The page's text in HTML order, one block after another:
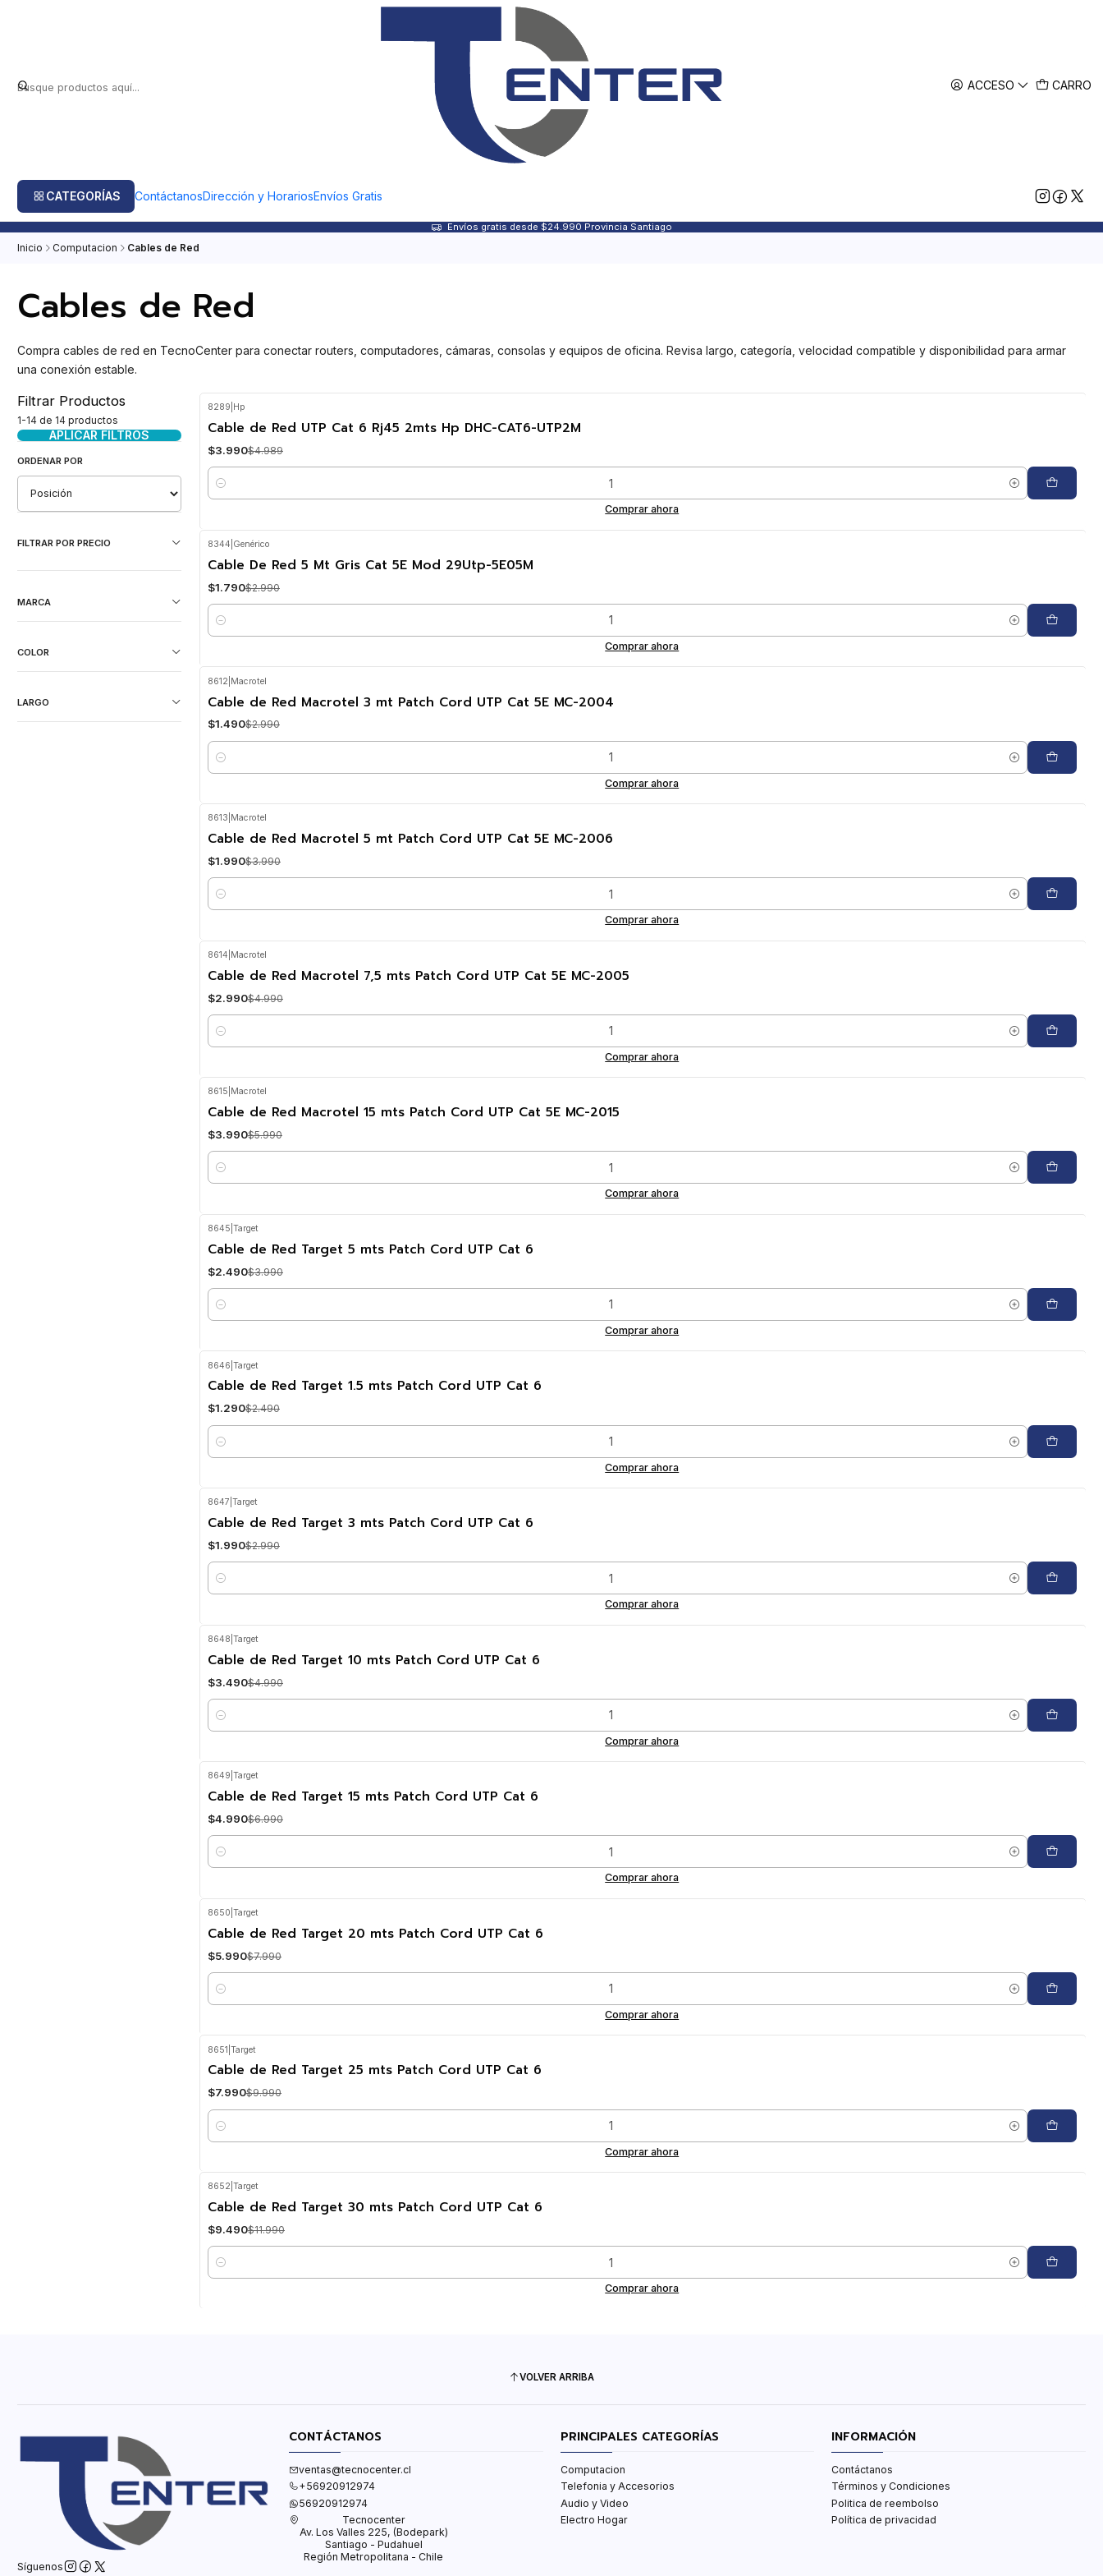
ACCESO CARRO
CATEGORÍAS ContáctanosDirección y HorariosEnvíos Gratis
Envíos gratis desde $24.990 Provincia Santiago
Inicio Computacion Cables de Red
Cables de Red
Compra cables de red en TecnoCenter para conectar routers, computadores, cámaras, consolas y equipos de oficina. Revisa largo, categoría, velocidad compatible y disponibilidad para armar
una conexión estable.
Filtrar Productos
1-14 de 14 productos
APLICAR FILTROS
ORDENAR POR
FILTRAR POR PRECIO
MARCA
COLOR
LARGO
-20% OFF
8289 Hp
Cable de Red UTP Cat 6 Rj45 2mts Hp DHC-CAT6-UTP2M
$3.990$4.989
Cantidad
Comprar ahora
-40%
8344 Genérico
Cable De Red 5 Mt Gris Cat 5E Mod 29Utp-5E05M
$1.790$2.990
Cantidad
Comprar ahora
-50% OFF
8612 Macrotel
Cable de Red Macrotel 3 mt Patch Cord UTP Cat 5E MC-2004
$1.490$2.990
Cantidad
Comprar ahora
-50% OFF
8613 Macrotel
Cable de Red Macrotel 5 mt Patch Cord UTP Cat 5E MC-2006
$1.990$3.990
Cantidad
Comprar ahora
-40% OFF
8614 Macrotel
Cable de Red Macrotel 7,5 mts Patch Cord UTP Cat 5E MC-2005
$2.990$4.990
Cantidad
Comprar ahora
-33% OFF
8615 Macrotel
Cable de Red Macrotel 15 mts Patch Cord UTP Cat 5E MC-2015
$3.990$5.990
Cantidad
Comprar ahora
-38% OFF
8645 Target
Cable de Red Target 5 mts Patch Cord UTP Cat 6
$2.490$3.990
Cantidad
Comprar ahora
-48% OFF
8646 Target
Cable de Red Target 1.5 mts Patch Cord UTP Cat 6
$1.290$2.490
Cantidad
Comprar ahora
-33% OFF
8647 Target
Cable de Red Target 3 mts Patch Cord UTP Cat 6
$1.990$2.990
Cantidad
Comprar ahora
-30% OFF
8648 Target
Cable de Red Target 10 mts Patch Cord UTP Cat 6
$3.490$4.990
Cantidad
Comprar ahora
-29% OFF
8649 Target
Cable de Red Target 15 mts Patch Cord UTP Cat 6
$4.990$6.990
Cantidad
Comprar ahora
-25% OFF
8650 Target
Cable de Red Target 20 mts Patch Cord UTP Cat 6
$5.990$7.990
Cantidad
Comprar ahora
-20% OFF
8651 Target
Cable de Red Target 25 mts Patch Cord UTP Cat 6
$7.990$9.990
Cantidad
Comprar ahora
-21% OFF
8652 Target
Cable de Red Target 30 mts Patch Cord UTP Cat 6
$9.490$11.990
Cantidad
Comprar ahora
VOLVER ARRIBA
Síguenos
CONTÁCTANOS
ventas@tecnocenter.cl
+56920912974
56920912974
Tecnocenter
Av. Los Valles 225, (Bodepark)
Santiago - Pudahuel
Región Metropolitana - Chile
PRINCIPALES CATEGORÍAS
Computacion
Telefonia y Accesorios
Audio y Video
Electro Hogar
INFORMACIÓN
Contáctanos
Términos y Condiciones
Politica de reembolso
Política de privacidad